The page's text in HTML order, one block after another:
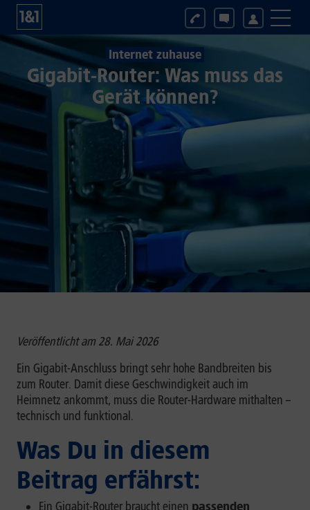
Internet zuhause
Gigabit-Router: Was muss das
Gerät können?
Veröffentlicht am 28. Mai 2026
Ein Gigabit-Anschluss bringt sehr hohe Bandbreiten bis
zum Router. Damit diese Geschwindigkeit auch im
Heimnetz ankommt, muss die Router-Hardware mithalten –
technisch und funktional.
Was Du in diesem
Beitrag erfährst:
Ein Gigabit-Router braucht einen passenden